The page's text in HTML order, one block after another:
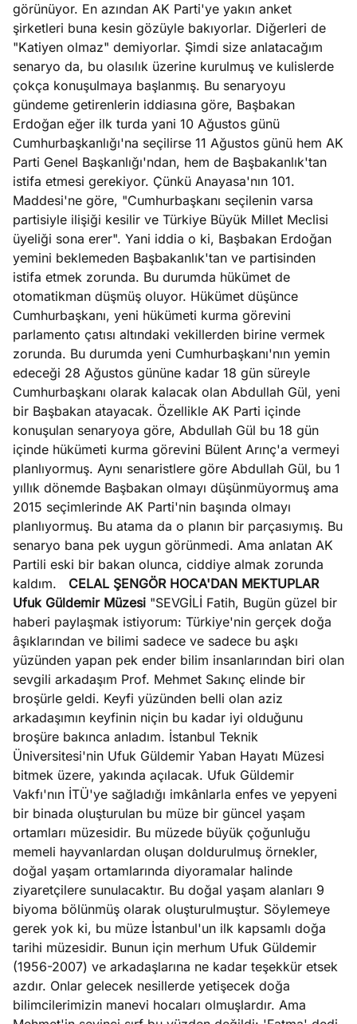
görünüyor. En azından AK Parti'ye yakın anket
şirketleri buna kesin gözüyle bakıyorlar. Diğerleri de
"Katiyen olmaz" demiyorlar. Şimdi size anlatacağım
senaryo da, bu olasılık üzerine kurulmuş ve kulislerde
çokça konuşulmaya başlanmış. Bu senaryoyu
gündeme getirenlerin iddiasına göre, Başbakan
Erdoğan eğer ilk turda yani 10 Ağustos günü
Cumhurbaşkanlığı'na seçilirse 11 Ağustos günü hem AK
Parti Genel Başkanlığı'ndan, hem de Başbakanlık'tan
istifa etmesi gerekiyor. Çünkü Anayasa'nın 101.
Maddesi'ne göre, "Cumhurbaşkanı seçilenin varsa
partisiyle ilişiği kesilir ve Türkiye Büyük Millet Meclisi
üyeliği sona erer". Yani iddia o ki, Başbakan Erdoğan
yemini beklemeden Başbakanlık'tan ve partisinden
istifa etmek zorunda. Bu durumda hükümet de
otomatikman düşmüş oluyor. Hükümet düşünce
Cumhurbaşkanı, yeni hükümeti kurma görevini
parlamento çatısı altındaki vekillerden birine vermek
zorunda. Bu durumda yeni Cumhurbaşkanı'nın yemin
edeceği 28 Ağustos gününe kadar 18 gün süreyle
Cumhurbaşkanı olarak kalacak olan Abdullah Gül, yeni
bir Başbakan atayacak. Özellikle AK Parti içinde
konuşulan senaryoya göre, Abdullah Gül bu 18 gün
içinde hükümeti kurma görevini Bülent Arınç'a vermeyi
planlıyormuş. Aynı senaristlere göre Abdullah Gül, bu 1
yıllık dönemde Başbakan olmayı düşünmüyormuş ama
2015 seçimlerinde AK Parti'nin başında olmayı
planlıyormuş. Bu atama da o planın bir parçasıymış. Bu
senaryo bana pek uygun görünmedi. Ama anlatan AK
Partili eski bir bakan olunca, ciddiye almak zorunda
kaldım. CELAL ŞENGÖR HOCA'DAN MEKTUPLAR
Ufuk Güldemir Müzesi "SEVGİLİ Fatih, Bugün güzel bir
haberi paylaşmak istiyorum: Türkiye'nin gerçek doğa
âşıklarından ve bilimi sadece ve sadece bu aşkı
yüzünden yapan pek ender bilim insanlarından biri olan
sevgili arkadaşım Prof. Mehmet Sakınç elinde bir
broşürle geldi. Keyfi yüzünden belli olan aziz
arkadaşımın keyfinin niçin bu kadar iyi olduğunu
broşüre bakınca anladım. İstanbul Teknik
Üniversitesi'nin Ufuk Güldemir Yaban Hayatı Müzesi
bitmek üzere, yakında açılacak. Ufuk Güldemir
Vakfı'nın İTÜ'ye sağladığı imkânlarla enfes ve yepyeni
bir binada oluşturulan bu müze bir güncel yaşam
ortamları müzesidir. Bu müzede büyük çoğunluğu
memeli hayvanlardan oluşan doldurulmuş örnekler,
doğal yaşam ortamlarında diyoramalar halinde
ziyaretçilere sunulacaktır. Bu doğal yaşam alanları 9
biyoma bölünmüş olarak oluşturulmuştur. Söylemeye
gerek yok ki, bu müze İstanbul'un ilk kapsamlı doğa
tarihi müzesidir. Bunun için merhum Ufuk Güldemir
(1956-2007) ve arkadaşlarına ne kadar teşekkür etsek
azdır. Onlar gelecek nesillerde yetişecek doğa
bilimcilerimizin manevi hocaları olmuşlardır. Ama